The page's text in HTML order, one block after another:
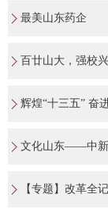
最美山东药企
百廿山大，强校
辉煌“十三五” 奋
文化山东——中新
【专题】改革全